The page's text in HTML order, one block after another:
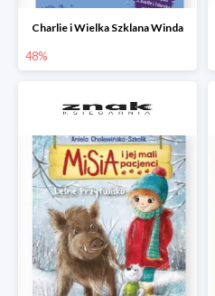
Charlie i Wielka Szklana Winda
48%